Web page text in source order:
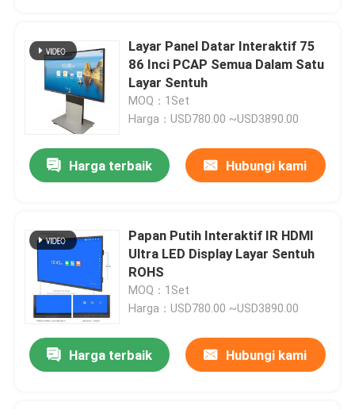
Layar Panel Datar Interaktif 75
86 Inci PCAP Semua Dalam Satu
Layar Sentuh
MOQ：1Set
Harga：USD780.00 ~USD3890.00
Harga terbaik Hubungi kami
Papan Putih Interaktif IR HDMI
Ultra LED Display Layar Sentuh
ROHS
MOQ：1Set
Harga：USD780.00 ~USD3890.00
Harga terbaik Hubungi kami